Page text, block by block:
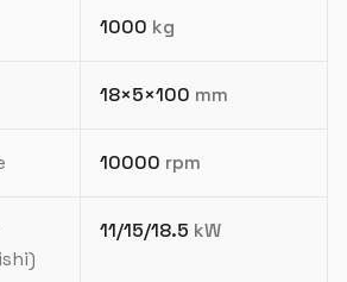
1000 kg
18×5×100 mm
10000 rpm
11/15/18.5 kW